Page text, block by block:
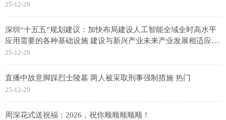
25-12-29
深圳“十五五”规划建议：加快布局建设人工智能全域全时高水平
应用需要的各种基础设施 建设与新兴产业未来产业发展相适应的
无人驾驶、低空运营等设施
25-12-29
直播中故意脚踩烈士陵墓 两人被采取刑事强制措施 热门
25-12-29
周深花式送祝福：2026，祝你顺顺顺顺顺！